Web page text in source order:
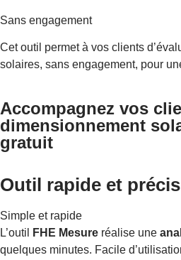
Sans engagement
Cet outil permet à vos clients
solaires, sans engagement, pour
Accompagnez vos
dimensionnement
gratuit
Outil rapide et précis
Simple et rapide
L’outil
FHE Mesure réalise une
quelques minutes. Facile